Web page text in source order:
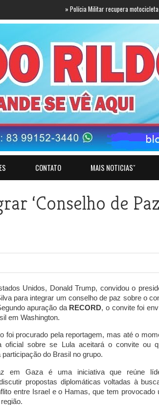
Polícia Militar recupera motocicleta com
CONTATO MAIS NOTICIASˇ
‘Conselho de
Unidos, Donald Trump, convidou o
para integrar um conselho de paz sobre o
apuração da RECORD, o convite foi
em Washington.
foi procurado pela reportagem, mas até o
oficial sobre se Lula aceitará o convite ou
do Brasil no grupo.
em Gaza é uma iniciativa que reúne
propostas diplomáticas voltadas à
entre Israel e o Hamas, que tem provocado